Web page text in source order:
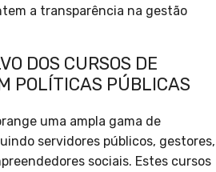
a transparência na gestão
DOS CURSOS DE
POLÍTICAS PÚBLICAS
uma ampla gama de
servidores públicos, gestores,
sociais. Estes cursos